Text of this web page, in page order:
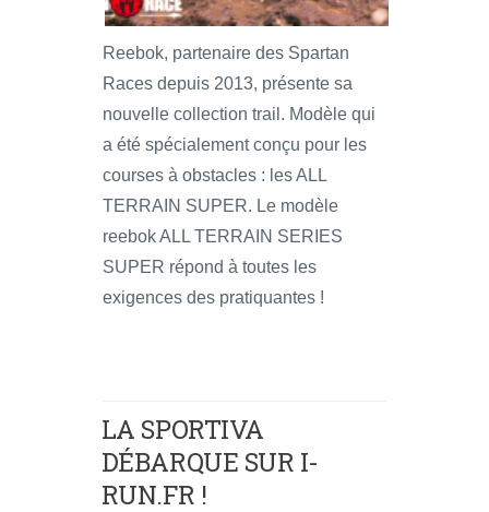
Reebok, partenaire des Spartan
Races depuis 2013, présente sa
nouvelle collection trail. Modèle qui
a été spécialement conçu pour les
courses à obstacles : les ALL
TERRAIN SUPER. Le modèle
reebok ALL TERRAIN SERIES
SUPER répond à toutes les
exigences des pratiquantes !
LA SPORTIVA
DÉBARQUE SUR I-
RUN.FR !